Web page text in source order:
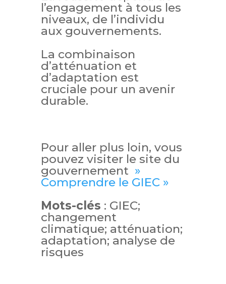
l’engagement à tous les
niveaux, de l’individu
aux gouvernements.
La combinaison
d’atténuation et
d’adaptation est
cruciale pour un avenir
durable.
Pour aller plus loin, vous
pouvez visiter le site du
gouvernement »
Comprendre le GIEC »
Mots-clés : GIEC;
changement
climatique; atténuation;
adaptation; analyse de
risques